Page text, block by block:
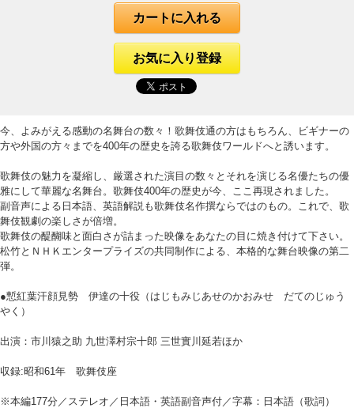
カートに入れる
お気に入り登録
今、よみがえる感動の名舞台の数々！歌舞伎通の方はもちろん、ビギナーの
方や外国の方々までを400年の歴史を誇る歌舞伎ワールドへと誘います。
歌舞伎の魅力を凝縮し、厳選された演目の数々とそれを演じる名優たちの優
雅にして華麗な名舞台。歌舞伎400年の歴史が今、ここ再現されました。
副音声による日本語、英語解説も歌舞伎名作撰ならではのもの。これで、歌
舞伎観劇の楽しさが倍増。
歌舞伎の醍醐味と面白さが詰まった映像をあなたの目に焼き付けて下さい。
松竹とＮＨＫエンタープライズの共同制作による、本格的な舞台映像の第二
弾。
●慙紅葉汗顔見勢 伊達の十役（はじもみじあせのかおみせ だてのじゅう
やく）
出演：市川猿之助 九世澤村宗十郎 三世實川延若ほか
収録:昭和61年 歌舞伎座
※本編177分／ステレオ／日本語・英語副音声付／字幕：日本語（歌詞）